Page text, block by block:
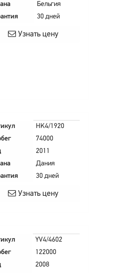
Бельгия
30 дней
Узнать цену
HK4/1920
74000
2011
Дания
30 дней
Узнать цену
YV4/4602
122000
2008